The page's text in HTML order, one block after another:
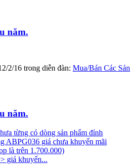
năm.
2/16 trong diễn đàn: Mua/Bán Các Sản
năm.
từng có dòng sản phẩm đỉnh
ABPG036 giá chưa khuyến mãi
là trên 1.700.000)
giá khuyến...